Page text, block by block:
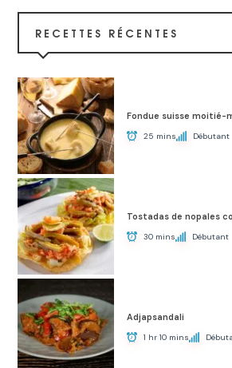
RECETTES RÉCENTES
Fondue suisse moitié-
25 mins Débutant
Tostadas de nopales
30 mins Débutant
Adjapsandali
1 hr 10 mins